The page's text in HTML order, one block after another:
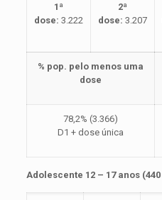
1ª
dose: 3.222
2ª
dose: 3.207
% pop. pelo menos uma
dose
78,2% (3.366)
D1 + dose única
Adolescente 12 – 17 anos